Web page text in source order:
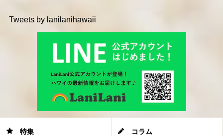
Tweets by lanilanihawaii
特集 コラム